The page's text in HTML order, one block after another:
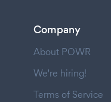
Company
About POWR
We're hiring!
Terms of Service